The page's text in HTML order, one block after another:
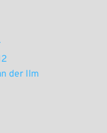
der Ilm